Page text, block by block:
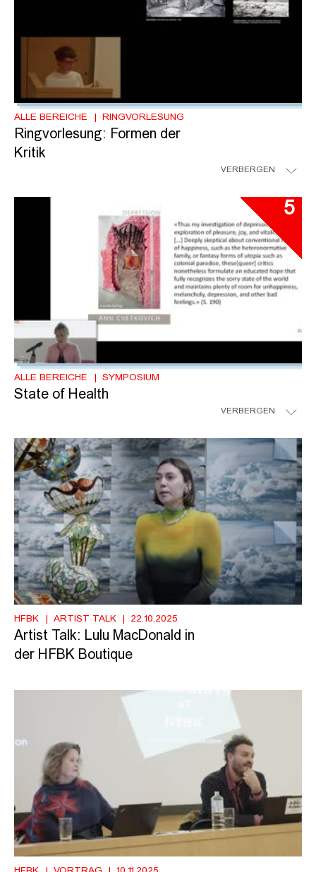
ALLE BEREICHE RINGVORLESUNG
Ringvorlesung: Formen der
Kritik
VERBERGEN
5
ALLE BEREICHE SYMPOSIUM
State of Health
VERBERGEN
HFBK ARTIST TALK 22.10.2025
Artist Talk: Lulu MacDonald in
der HFBK Boutique